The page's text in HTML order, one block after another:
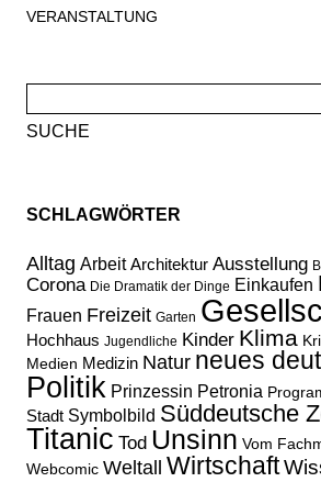
VERANSTALTUNG
nach:
SCHLAGWÖRTER
Alltag Arbeit Architektur Ausstellung
Corona Die Dramatik der Dinge Einkaufen
Frauen Freizeit Garten
Hochhaus Jugendliche Kinder Klima
Medien Medizin Natur neues
Politik Prinzessin Petronia
Stadt Symbolbild Süddeutsche
Titanic Tod Unsinn Vom
Webcomic Weltall Wirtschaft